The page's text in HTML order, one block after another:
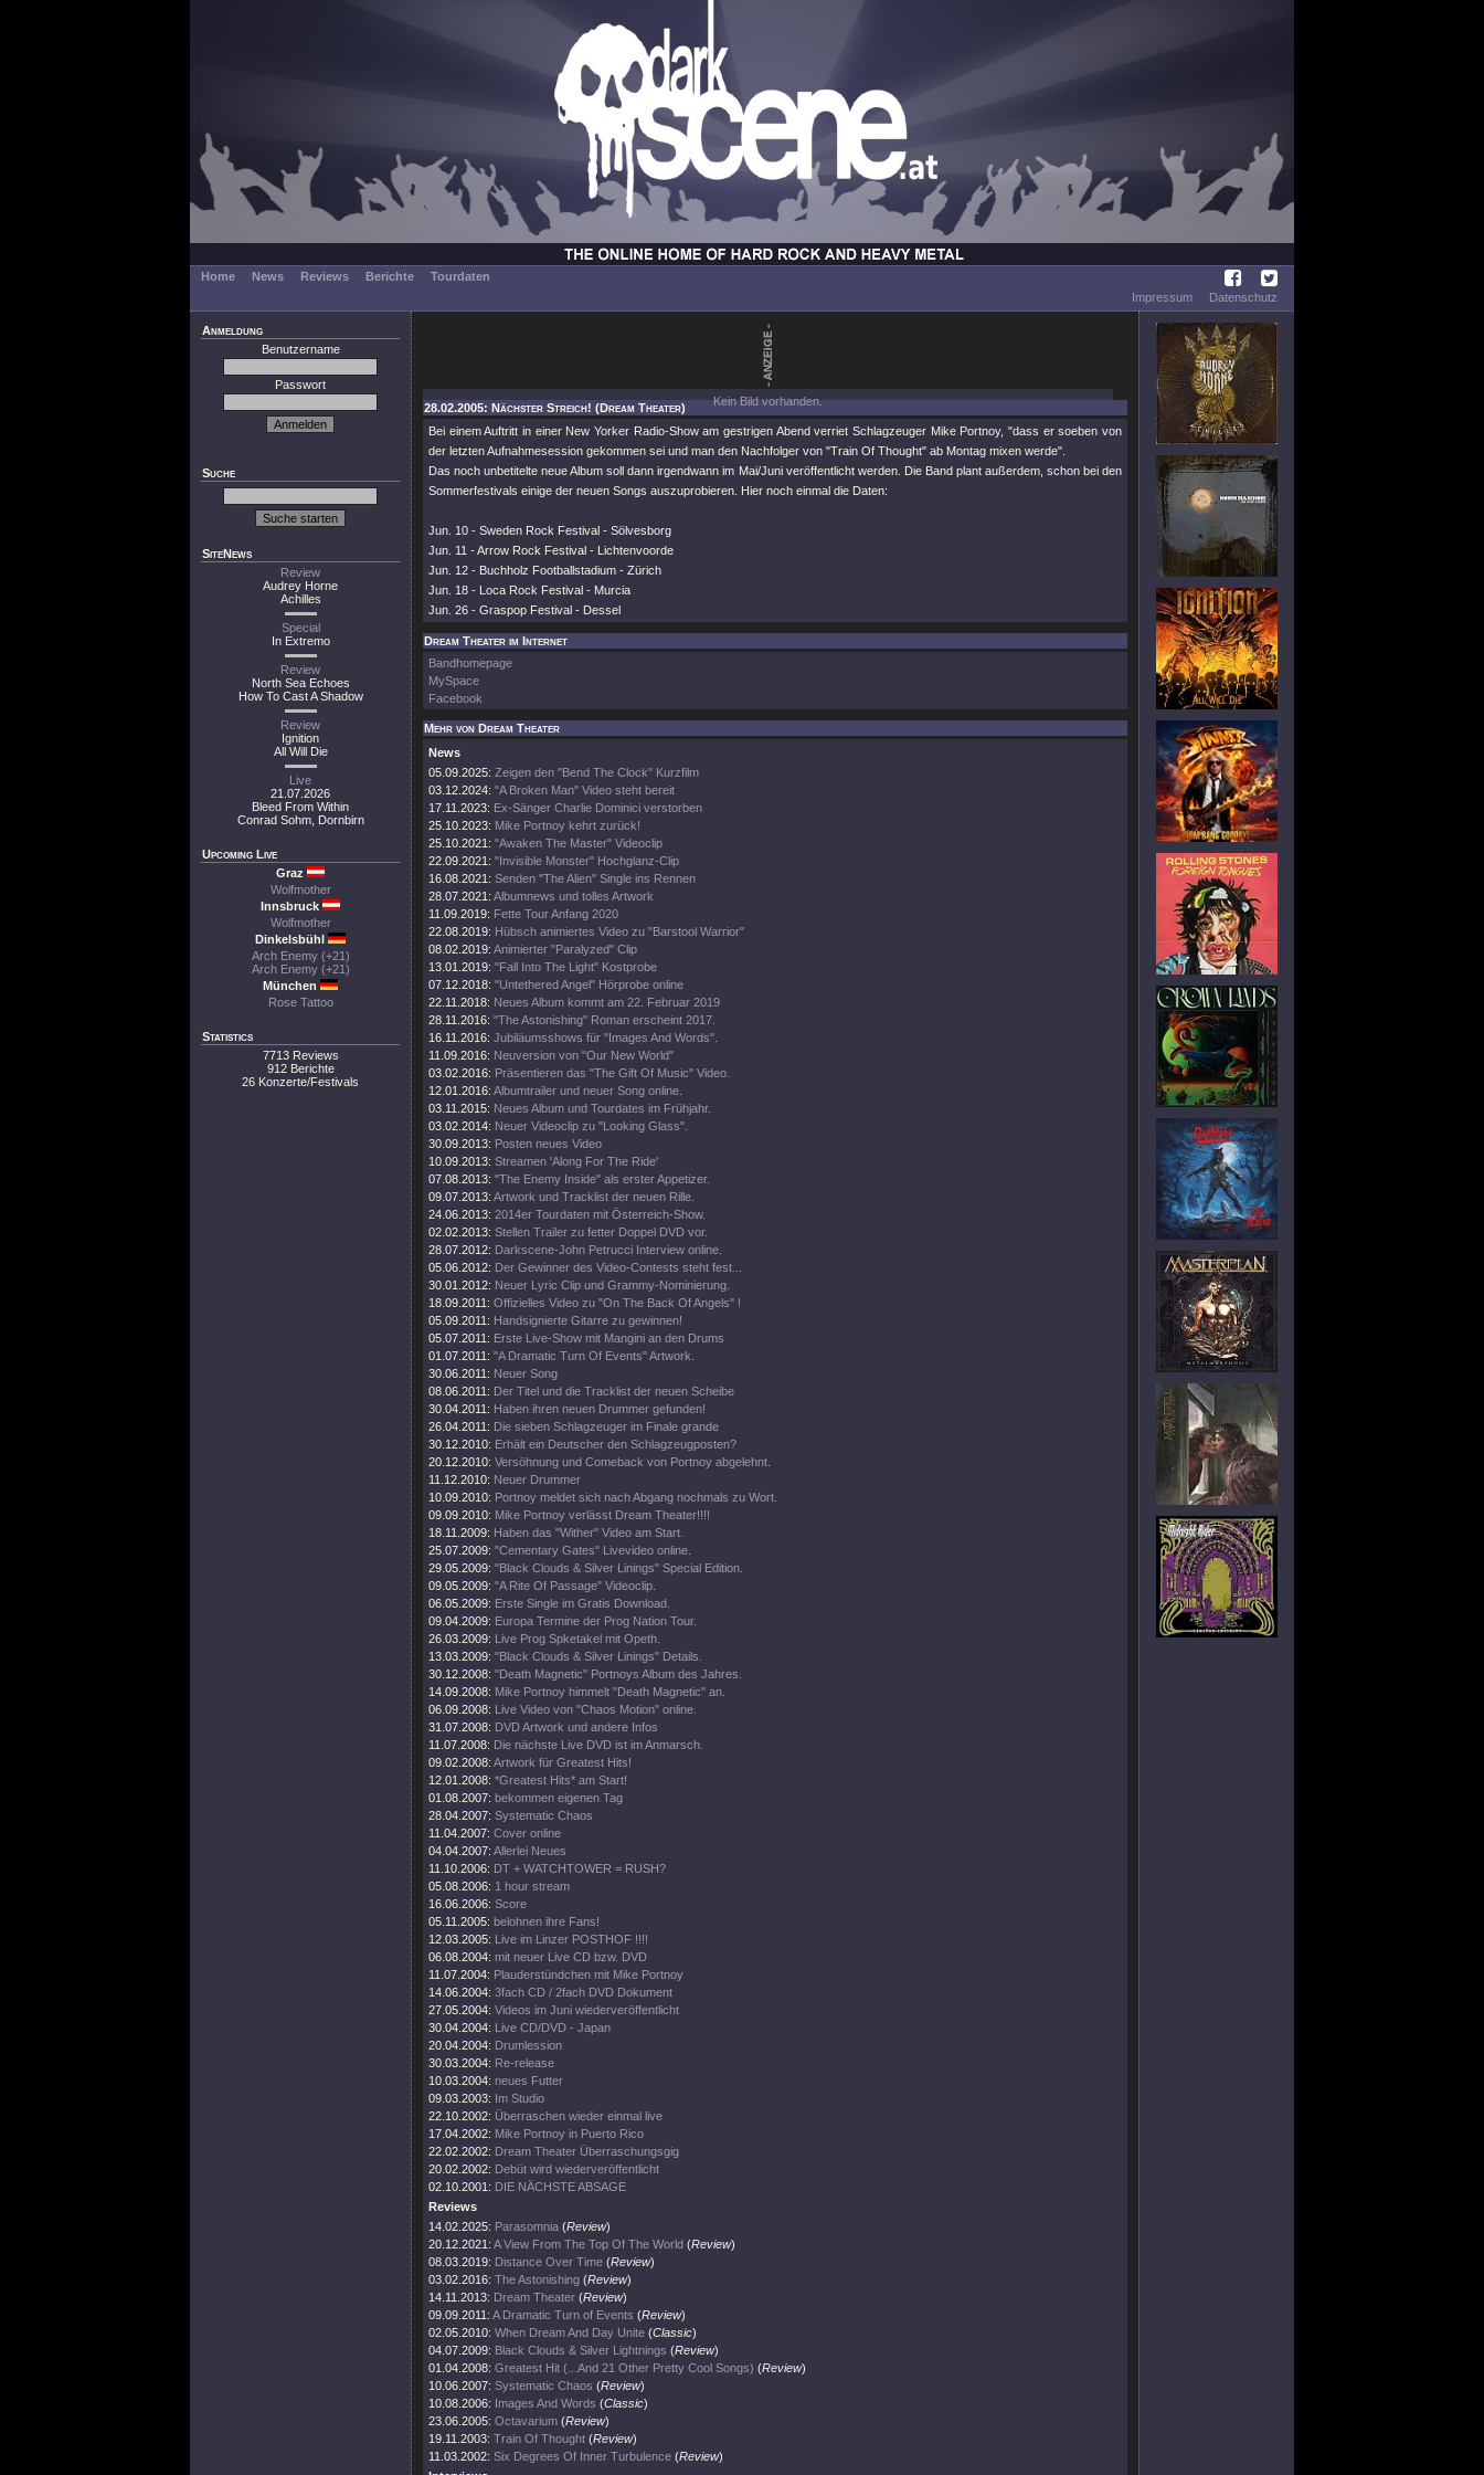
Home News Reviews Berichte
Tourdaten
Impressum
Datenschutz
Anmeldung
Benutzername
Passwort
Suche
SiteNews
Review
Audrey Horne
Achilles
Special
In Extremo
Review
North Sea Echoes
How To Cast A Shadow
Review
Ignition
All Will Die
Live
21.07.2026
Bleed From Within
Conrad Sohm, Dornbirn
Upcoming Live
Graz
Wolfmother
Innsbruck
Wolfmother
Dinkelsbühl
Arch Enemy (+21)
Arch Enemy (+21)
München
Rose Tattoo
Statistics
7713 Reviews
912 Berichte
26 Konzerte/Festivals
Kein Bild vorhanden.
28.02.2005: Nächster Streich! (Dream Theater)
Bei einem Auftritt in einer New Yorker Radio-Show am gestrigen Abend verriet Schlagzeuger Mike Portnoy, "dass er soeben von
der letzten Aufnahmesession gekommen sei und man den Nachfolger von "Train Of Thought" ab Montag mixen werde".
Das noch unbetitelte neue Album soll dann irgendwann im Mai/Juni veröffentlicht werden. Die Band plant außerdem, schon bei den
Sommerfestivals einige der neuen Songs auszuprobieren. Hier noch einmal die Daten:
Jun. 10 - Sweden Rock Festival - Sölvesborg
Jun. 11 - Arrow Rock Festival - Lichtenvoorde
Jun. 12 - Buchholz Footballstadium - Zürich
Jun. 18 - Loca Rock Festival - Murcia
Jun. 26 - Graspop Festival - Dessel
Dream Theater im Internet
Bandhomepage
MySpace
Facebook
Mehr von Dream Theater
News
05.09.2025: Zeigen den "Bend The Clock" Kurzfilm
03.12.2024: "A Broken Man" Video steht bereit
17.11.2023: Ex-Sänger Charlie Dominici verstorben
25.10.2023: Mike Portnoy kehrt zurück!
25.10.2021: "Awaken The Master" Videoclip
22.09.2021: "Invisible Monster" Hochglanz-Clip
16.08.2021: Senden "The Alien" Single ins Rennen
28.07.2021: Albumnews und tolles Artwork
11.09.2019: Fette Tour Anfang 2020
22.08.2019: Hübsch animiertes Video zu "Barstool Warrior"
08.02.2019: Animierter "Paralyzed" Clip
13.01.2019: "Fall Into The Light" Kostprobe
07.12.2018: "Untethered Angel" Hörprobe online
22.11.2018: Neues Album kommt am 22. Februar 2019
28.11.2016: "The Astonishing" Roman erscheint 2017.
16.11.2016: Jubiläumsshows für "Images And Words".
11.09.2016: Neuversion von "Our New World"
03.02.2016: Präsentieren das "The Gift Of Music" Video.
12.01.2016: Albumtrailer und neuer Song online.
03.11.2015: Neues Album und Tourdates im Frühjahr.
03.02.2014: Neuer Videoclip zu "Looking Glass".
30.09.2013: Posten neues Video
10.09.2013: Streamen 'Along For The Ride'
07.08.2013: "The Enemy Inside" als erster Appetizer.
09.07.2013: Artwork und Tracklist der neuen Rille.
24.06.2013: 2014er Tourdaten mit Österreich-Show.
02.02.2013: Stellen Trailer zu fetter Doppel DVD vor.
28.07.2012: Darkscene-John Petrucci Interview online.
05.06.2012: Der Gewinner des Video-Contests steht fest...
30.01.2012: Neuer Lyric Clip und Grammy-Nominierung.
18.09.2011: Offizielles Video zu "On The Back Of Angels" !
05.09.2011: Handsignierte Gitarre zu gewinnen!
05.07.2011: Erste Live-Show mit Mangini an den Drums
01.07.2011: "A Dramatic Turn Of Events" Artwork.
30.06.2011: Neuer Song
08.06.2011: Der Titel und die Tracklist der neuen Scheibe
30.04.2011: Haben ihren neuen Drummer gefunden!
26.04.2011: Die sieben Schlagzeuger im Finale grande
30.12.2010: Erhält ein Deutscher den Schlagzeugposten?
20.12.2010: Versöhnung und Comeback von Portnoy abgelehnt.
11.12.2010: Neuer Drummer
10.09.2010: Portnoy meldet sich nach Abgang nochmals zu Wort.
09.09.2010: Mike Portnoy verlässt Dream Theater!!!!
18.11.2009: Haben das "Wither" Video am Start.
25.07.2009: "Cementary Gates" Livevideo online.
29.05.2009: "Black Clouds & Silver Linings" Special Edition.
09.05.2009: "A Rite Of Passage" Videoclip.
06.05.2009: Erste Single im Gratis Download.
09.04.2009: Europa Termine der Prog Nation Tour.
26.03.2009: Live Prog Spketakel mit Opeth.
13.03.2009: "Black Clouds & Silver Linings" Details.
30.12.2008: "Death Magnetic" Portnoys Album des Jahres.
14.09.2008: Mike Portnoy himmelt "Death Magnetic" an.
06.09.2008: Live Video von "Chaos Motion" online.
31.07.2008: DVD Artwork und andere Infos
11.07.2008: Die nächste Live DVD ist im Anmarsch.
09.02.2008: Artwork für Greatest Hits!
12.01.2008: *Greatest Hits* am Start!
01.08.2007: bekommen eigenen Tag
28.04.2007: Systematic Chaos
11.04.2007: Cover online
04.04.2007: Allerlei Neues
11.10.2006: DT + WATCHTOWER = RUSH?
05.08.2006: 1 hour stream
16.06.2006: Score
05.11.2005: belohnen ihre Fans!
12.03.2005: Live im Linzer POSTHOF !!!!
06.08.2004: mit neuer Live CD bzw. DVD
11.07.2004: Plauderstündchen mit Mike Portnoy
14.06.2004: 3fach CD / 2fach DVD Dokument
27.05.2004: Videos im Juni wiederveröffentlicht
30.04.2004: Live CD/DVD - Japan
20.04.2004: Drumlession
30.03.2004: Re-release
10.03.2004: neues Futter
09.03.2003: Im Studio
22.10.2002: Überraschen wieder einmal live
17.04.2002: Mike Portnoy in Puerto Rico
22.02.2002: Dream Theater Überraschungsgig
20.02.2002: Debüt wird wiederveröffentlicht
02.10.2001: DIE NÄCHSTE ABSAGE
Reviews
14.02.2025: Parasomnia (Review)
20.12.2021: A View From The Top Of The World (Review)
08.03.2019: Distance Over Time (Review)
03.02.2016: The Astonishing (Review)
14.11.2013: Dream Theater (Review)
09.09.2011: A Dramatic Turn of Events (Review)
02.05.2010: When Dream And Day Unite (Classic)
04.07.2009: Black Clouds & Silver Lightnings (Review)
01.04.2008: Greatest Hit (...And 21 Other Pretty Cool Songs) (Review)
10.06.2007: Systematic Chaos (Review)
10.08.2006: Images And Words (Classic)
23.06.2005: Octavarium (Review)
19.11.2003: Train Of Thought (Review)
11.03.2002: Six Degrees Of Inner Turbulence (Review)